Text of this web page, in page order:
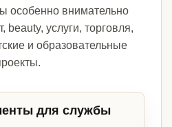
особенно внимательно
beauty, услуги, торговля,
и образовательные
для службы